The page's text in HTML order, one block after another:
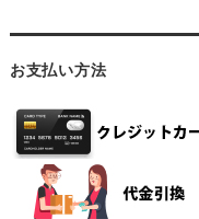
お支払い方法